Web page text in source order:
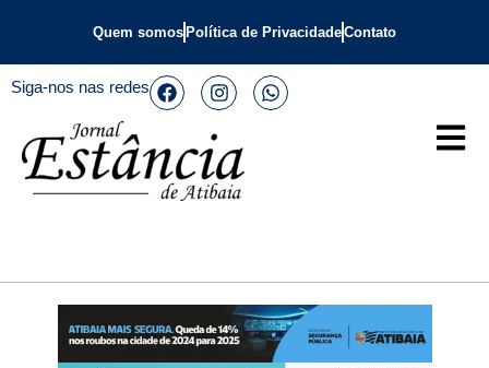
Quem somos Política de PrivacidadeContato
Siga-nos nas redes